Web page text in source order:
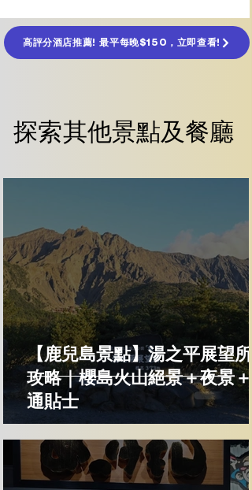
道、交通參拜路線行程一
覽
高評分酒店推薦! 最平每晚$150，立即查看!
探索其他景點及餐廳
探索其他景點及餐廳
【鹿兒島景點】湯之平展望所
攻略｜櫻島火山絕景＋夜景＋
通貼士